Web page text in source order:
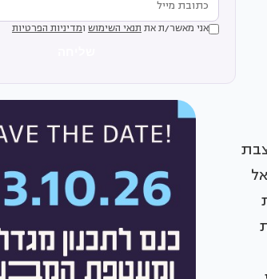
אני מאשר/ת את תנאי השימוש ומדיניות הפרטיות